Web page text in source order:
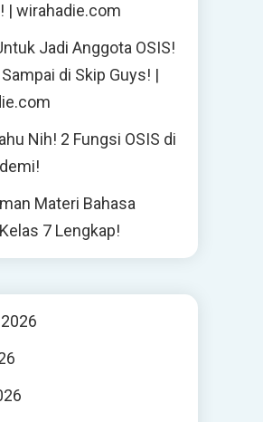
| wirahadie.com
Jadi Anggota OSIS!
di Skip Guys! |
Nih! 2 Fungsi OSIS di
Materi Bahasa
7 Lengkap!